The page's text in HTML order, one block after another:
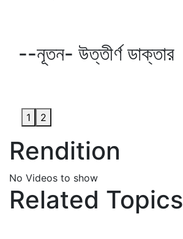
--নূতন- উত্তীর্ণ ডাক্তার
1 2
Rendition
No Videos to show
Related Topics